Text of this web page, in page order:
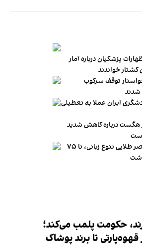
پزشکیان درباره آمار
کشتار خواندند
توقف سرکوب
شدند
ایران عملا به تعطیلی
هگست درباره کاهش شدید
تخمین پژوهشگران: در عصر طلایی تنوع زبانی، تا ۷۵
حکومت پلمب می‌کند؛
تا برند پوشاک